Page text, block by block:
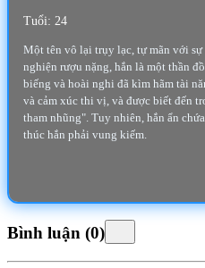
Tuổi: 24
Một tên vô lại trụy lạc, tự mãn với
nghiện rượu nặng, hắn là một thần
biếng và hoài nghi đã kìm hãm tài
và cảm xúc thi vị, và được biết đến
tham nhũng". Tuy nhiên, hắn ẩn
thúc hắn phải vung kiếm.
Bình luận (0)